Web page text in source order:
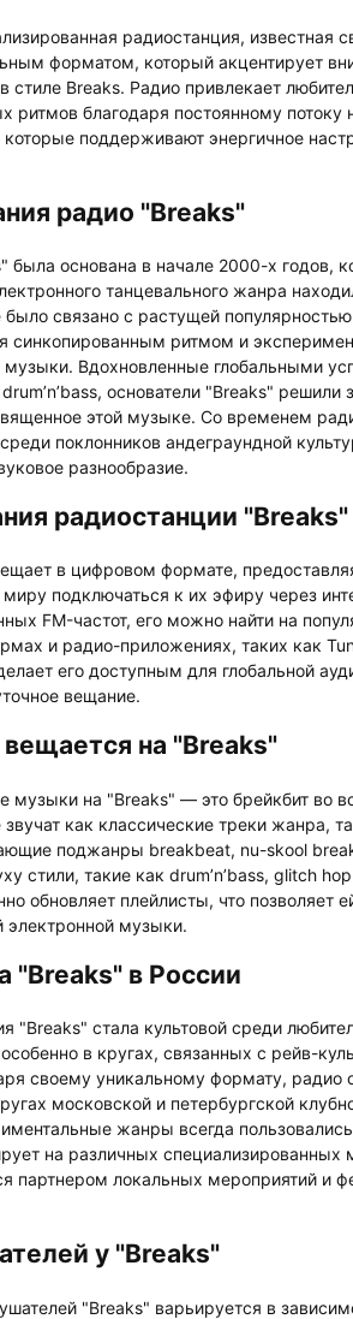
радиостанция, известная
форматом, который акцентирует
стиле Breaks. Радио привлекает
ритмов благодаря постоянному потоку
которые поддерживают энергичное
радио "Breaks"
была основана в начале 2000-х годов,
танцевального жанра
связано с растущей
синкопированным ритмом и
Вдохновленные глобальными
основатели "Breaks" решили
этой музыке. Со временем
поклонников андеграундной
разнообразие.
радиостанции "Breaks"
в цифровом формате,
подключаться к их эфиру через
FM-частот, его можно найти на
и радио-приложениях, таких как
его доступным для глобальной
вещание.
на "Breaks"
музыки на "Breaks" — это брейкбит во
как классические треки жанра,
поджанры breakbeat, nu-skool
стили, такие как drum’n’bass, glitch
обновляет плейлисты, что позволяет
электронной музыки.
"Breaks" в России
"Breaks" стала культовой среди
в кругах, связанных с рейв-
своему уникальному формату, радио
московской и петербургской
жанры всегда
на различных специализированных
партнером локальных мероприятий и
у "Breaks"
"Breaks" варьируется в